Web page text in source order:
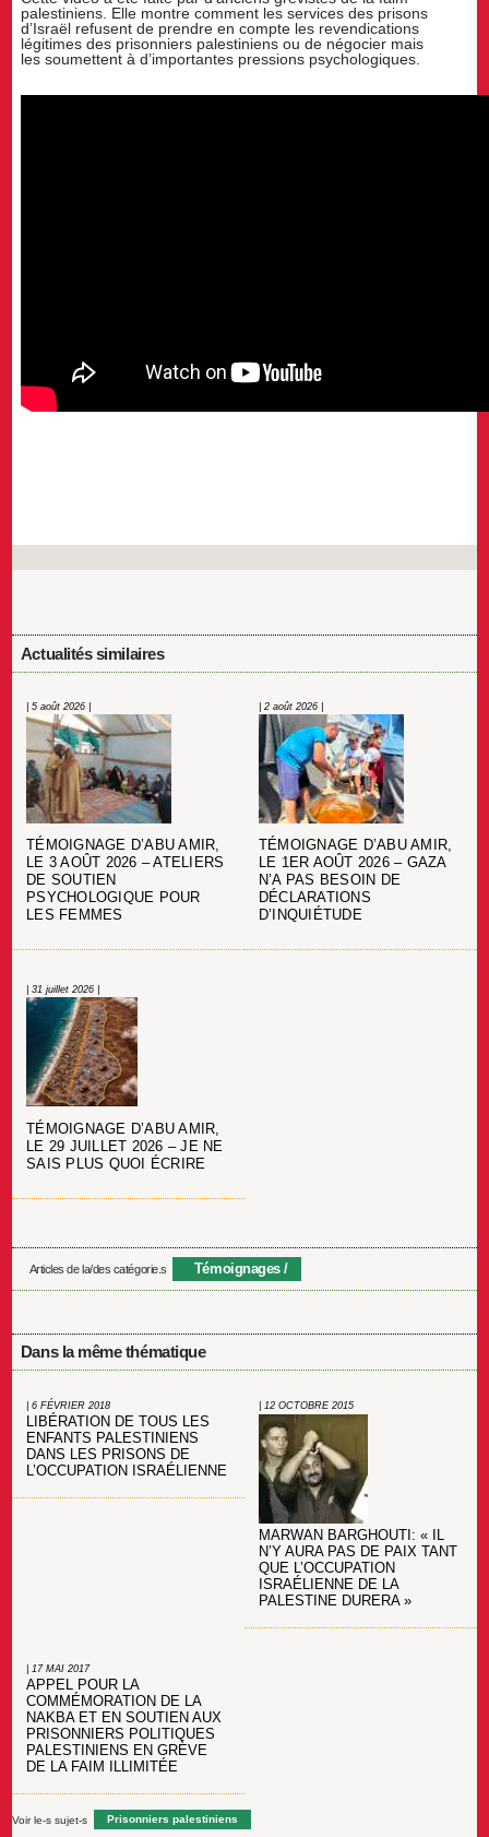
palestiniens. Elle montre comment les services des prisons
d’Israël refusent de prendre en compte les revendications
légitimes des prisonniers palestiniens ou de négocier mais
les soumettent à d’importantes pressions psychologiques.
Actualités similaires
| 5 août 2026 |
TÉMOIGNAGE D’ABU AMIR,
LE 3 AOÛT 2026 – ATELIERS
DE SOUTIEN
PSYCHOLOGIQUE POUR
LES FEMMES
| 2 août 2026 |
TÉMOIGNAGE D’ABU AMIR,
LE 1ER AOÛT 2026 – GAZA
N’A PAS BESOIN DE
DÉCLARATIONS
D’INQUIÉTUDE
| 31 juillet 2026 |
TÉMOIGNAGE D’ABU AMIR,
LE 29 JUILLET 2026 – JE NE
SAIS PLUS QUOI ÉCRIRE
Articles de la/des catégorie.s Témoignages
Dans la même thématique
| 6 FÉVRIER 2018
LIBÉRATION DE TOUS LES
ENFANTS PALESTINIENS
DANS LES PRISONS DE
L’OCCUPATION ISRAÉLIENNE
| 12 OCTOBRE 2015
MARWAN BARGHOUTI: « IL
N’Y AURA PAS DE PAIX TANT
QUE L’OCCUPATION
ISRAÉLIENNE DE LA
PALESTINE DURERA »
| 17 MAI 2017
APPEL POUR LA
COMMÉMORATION DE LA
NAKBA ET EN SOUTIEN AUX
PRISONNIERS POLITIQUES
PALESTINIENS EN GRÈVE
DE LA FAIM ILLIMITÉE
Voir le-s sujet-s Prisonniers palestiniens